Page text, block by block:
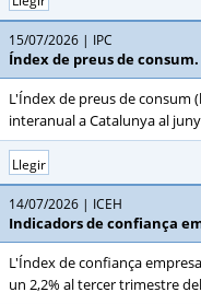
15/07/2026 IPC
Índex de preus de consum.
L'Índex de preus de consum
interanual a Catalunya al
Llegir
14/07/2026 ICEH
Indicadors de confiança
L'Índex de confiança
un 2,2% al tercer trimestre